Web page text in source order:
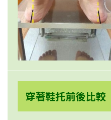
穿著鞋托前後比較